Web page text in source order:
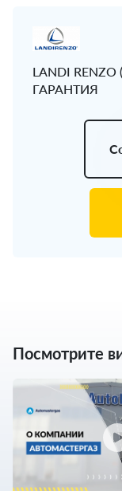
LANDI
ГАРАНТИЯ
Посмотрите